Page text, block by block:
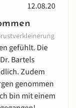
12.08.20
gefühlt. Die
Bartels
Zudem
genommen
bin mit einem